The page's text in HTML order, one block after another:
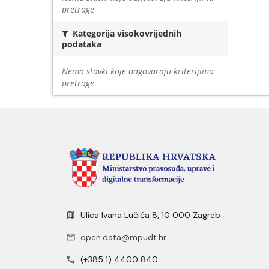
pretrage
Kategorija visokovrijednih
podataka
Nema stavki koje odgovaraju kriterijima
pretrage